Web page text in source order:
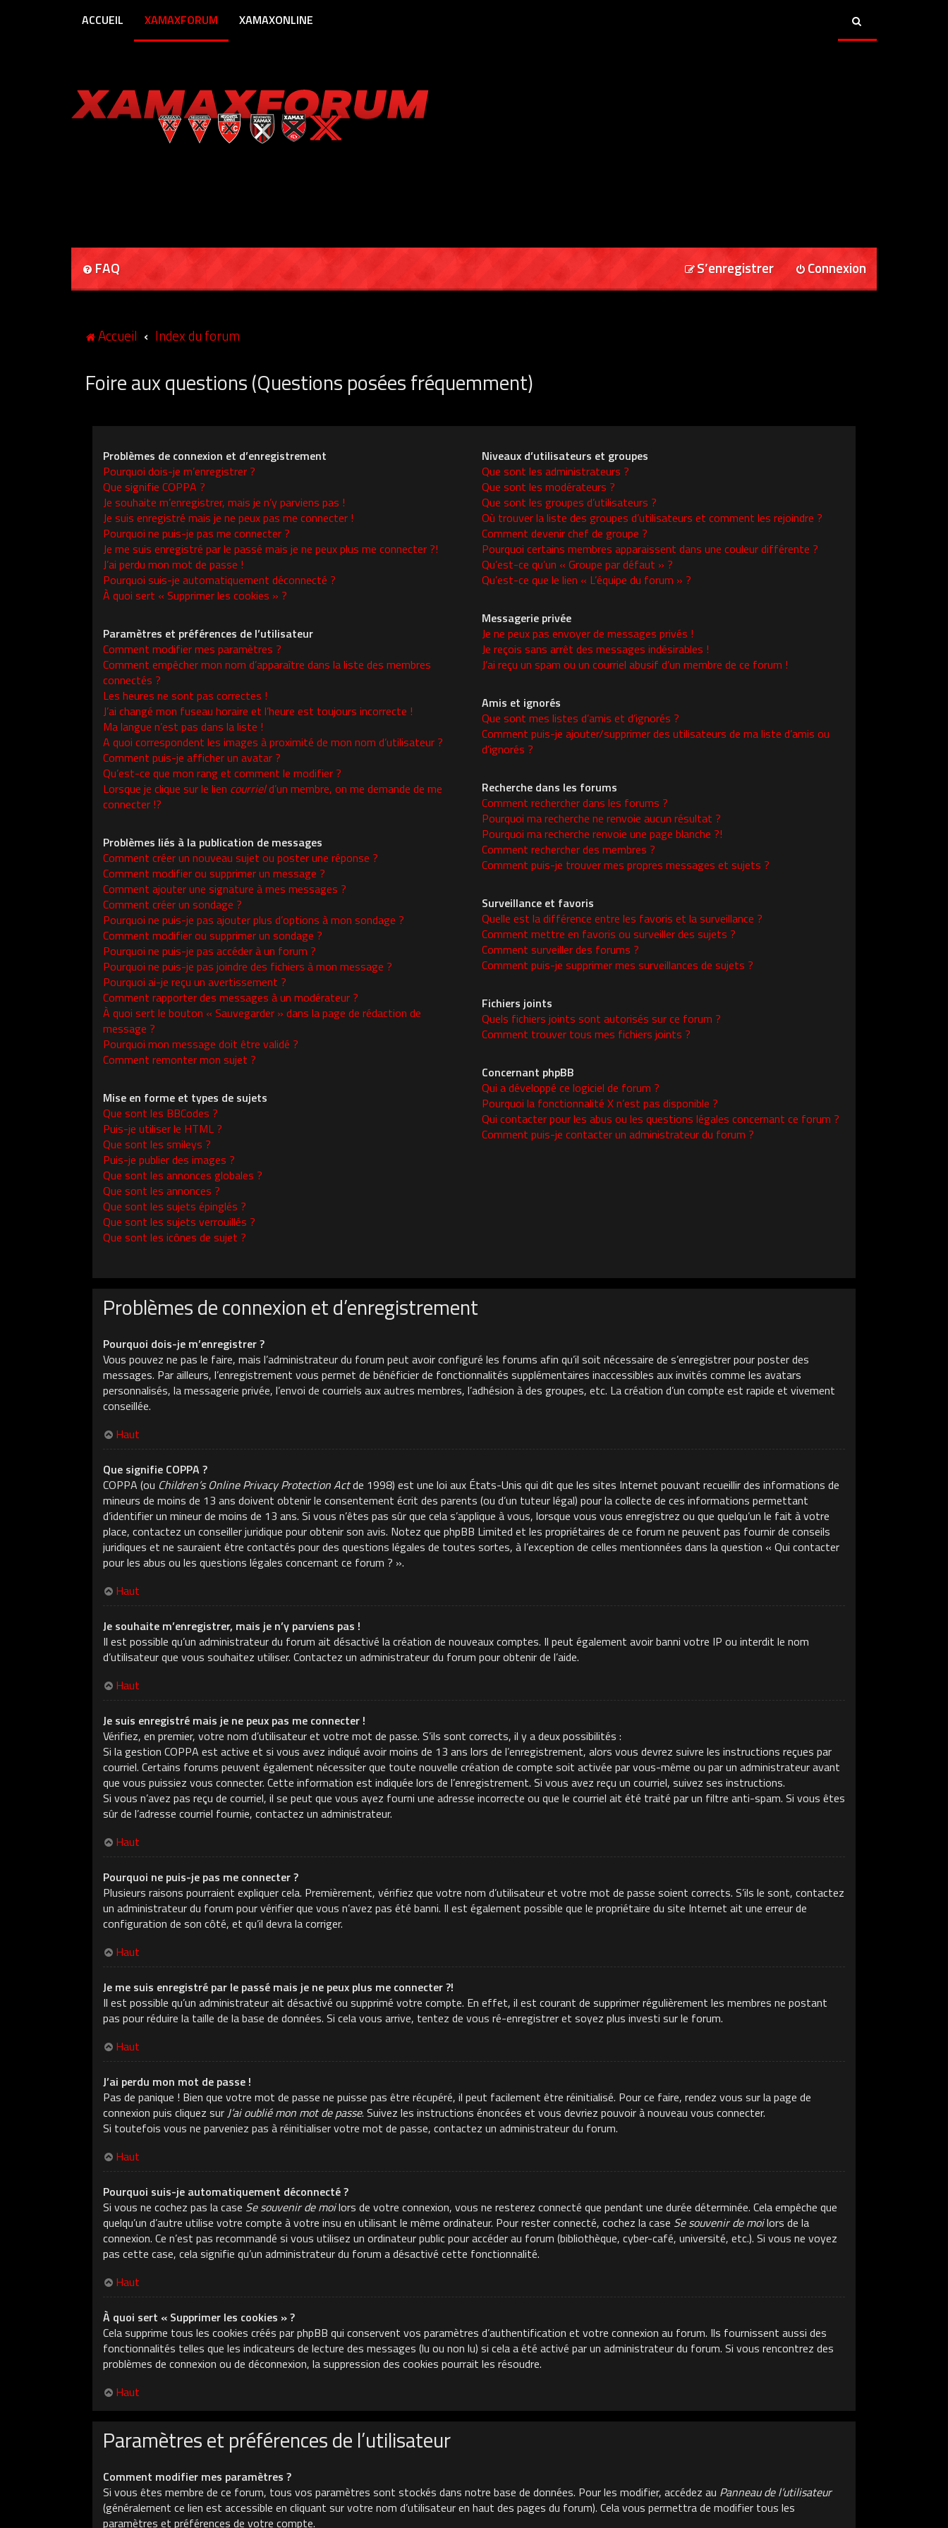
ACCUEIL XAMAXFORUM XAMAXONLINE
FAQ Connexion
S’enregistrer
Accueil Index du forum
Foire aux questions (Questions posées fréquemment)
Problèmes de connexion et d’enregistrement
Pourquoi dois-je m’enregistrer ?
Que signifie COPPA ?
Je souhaite m’enregistrer, mais je n’y parviens pas !
Je suis enregistré mais je ne peux pas me connecter !
Pourquoi ne puis-je pas me connecter ?
Je me suis enregistré par le passé mais je ne peux plus me connecter ?!
J’ai perdu mon mot de passe !
Pourquoi suis-je automatiquement déconnecté ?
À quoi sert « Supprimer les cookies » ?
Paramètres et préférences de l’utilisateur
Comment modifier mes paramètres ?
Comment empêcher mon nom d’apparaître dans la liste des membres
connectés ?
Les heures ne sont pas correctes !
J’ai changé mon fuseau horaire et l’heure est toujours incorrecte !
Ma langue n’est pas dans la liste !
A quoi correspondent les images à proximité de mon nom d’utilisateur ?
Comment puis-je afficher un avatar ?
Qu’est-ce que mon rang et comment le modifier ?
Lorsque je clique sur le lien courrield’un membre, on me demande de me
connecter !?
Problèmes liés à la publication de messages
Comment créer un nouveau sujet ou poster une réponse ?
Comment modifier ou supprimer un message ?
Comment ajouter une signature à mes messages ?
Comment créer un sondage ?
Pourquoi ne puis-je pas ajouter plus d’options à mon sondage ?
Comment modifier ou supprimer un sondage ?
Pourquoi ne puis-je pas accéder à un forum ?
Pourquoi ne puis-je pas joindre des fichiers à mon message ?
Pourquoi ai-je reçu un avertissement ?
Comment rapporter des messages à un modérateur ?
À quoi sert le bouton « Sauvegarder » dans la page de rédaction de
message ?
Pourquoi mon message doit être validé ?
Comment remonter mon sujet ?
Mise en forme et types de sujets
Que sont les BBCodes ?
Puis-je utiliser le HTML ?
Que sont les smileys ?
Puis-je publier des images ?
Que sont les annonces globales ?
Que sont les annonces ?
Que sont les sujets épinglés ?
Que sont les sujets verrouillés ?
Que sont les icônes de sujet ?
Niveaux d’utilisateurs et groupes
Que sont les administrateurs ?
Que sont les modérateurs ?
Que sont les groupes d’utilisateurs ?
Où trouver la liste des groupes d’utilisateurs et comment les rejoindre ?
Comment devenir chef de groupe ?
Pourquoi certains membres apparaissent dans une couleur différente ?
Qu’est-ce qu’un « Groupe par défaut » ?
Qu’est-ce que le lien « L’équipe du forum » ?
Messagerie privée
Je ne peux pas envoyer de messages privés !
Je reçois sans arrêt des messages indésirables !
J’ai reçu un spam ou un courriel abusif d’un membre de ce forum !
Amis et ignorés
Que sont mes listes d’amis et d’ignorés ?
Comment puis-je ajouter/supprimer des utilisateurs de ma liste d’amis ou
d’ignorés ?
Recherche dans les forums
Comment rechercher dans les forums ?
Pourquoi ma recherche ne renvoie aucun résultat ?
Pourquoi ma recherche renvoie une page blanche ?!
Comment rechercher des membres ?
Comment puis-je trouver mes propres messages et sujets ?
Surveillance et favoris
Quelle est la différence entre les favoris et la surveillance ?
Comment mettre en favoris ou surveiller des sujets ?
Comment surveiller des forums ?
Comment puis-je supprimer mes surveillances de sujets ?
Fichiers joints
Quels fichiers joints sont autorisés sur ce forum ?
Comment trouver tous mes fichiers joints ?
Concernant phpBB
Qui a développé ce logiciel de forum ?
Pourquoi la fonctionnalité X n’est pas disponible ?
Qui contacter pour les abus ou les questions légales concernant ce forum ?
Comment puis-je contacter un administrateur du forum ?
Problèmes de connexion et d’enregistrement
Pourquoi dois-je m’enregistrer ?
Vous pouvez ne pas le faire, mais l’administrateur du forum peut avoir configuré les forums afin qu’il soit nécessaire de s’enregistrer pour poster des
messages. Par ailleurs, l’enregistrement vous permet de bénéficier de fonctionnalités supplémentaires inaccessibles aux invités comme les avatars
personnalisés, la messagerie privée, l’envoi de courriels aux autres membres, l’adhésion à des groupes, etc. La création d’un compte est rapide et vivement
conseillée.
Haut
Que signifie COPPA ?
COPPA (ou Children’s Online Privacy Protection Actde 1998) est une loi aux États-Unis qui dit que les sites Internet pouvant recueillir des informations de
mineurs de moins de 13 ans doivent obtenir le consentement écrit des parents (ou d’un tuteur légal) pour la collecte de ces informations permettant
d’identifier un mineur de moins de 13 ans. Si vous n’êtes pas sûr que cela s’applique à vous, lorsque vous vous enregistrez ou que quelqu’un le fait à votre
place, contactez un conseiller juridique pour obtenir son avis. Notez que phpBB Limited et les propriétaires de ce forum ne peuvent pas fournir de conseils
juridiques et ne sauraient être contactés pour des questions légales de toutes sortes, à l’exception de celles mentionnées dans la question « Qui contacter
pour les abus ou les questions légales concernant ce forum ? ».
Haut
Je souhaite m’enregistrer, mais je n’y parviens pas !
Il est possible qu’un administrateur du forum ait désactivé la création de nouveaux comptes. Il peut également avoir banni votre IP ou interdit le nom
d’utilisateur que vous souhaitez utiliser. Contactez un administrateur du forum pour obtenir de l’aide.
Haut
Je suis enregistré mais je ne peux pas me connecter !
Vérifiez, en premier, votre nom d’utilisateur et votre mot de passe. S’ils sont corrects, il y a deux possibilités :
Si la gestion COPPA est active et si vous avez indiqué avoir moins de 13 ans lors de l’enregistrement, alors vous devrez suivre les instructions reçues par
courriel. Certains forums peuvent également nécessiter que toute nouvelle création de compte soit activée par vous-même ou par un administrateur avant
que vous puissiez vous connecter. Cette information est indiquée lors de l’enregistrement. Si vous avez reçu un courriel, suivez ses instructions.
Si vous n’avez pas reçu de courriel, il se peut que vous ayez fourni une adresse incorrecte ou que le courriel ait été traité par un filtre anti-spam. Si vous êtes
sûr de l’adresse courriel fournie, contactez un administrateur.
Haut
Pourquoi ne puis-je pas me connecter ?
Plusieurs raisons pourraient expliquer cela. Premièrement, vérifiez que votre nom d’utilisateur et votre mot de passe soient corrects. S’ils le sont, contactez
un administrateur du forum pour vérifier que vous n’avez pas été banni. Il est également possible que le propriétaire du site Internet ait une erreur de
configuration de son côté, et qu’il devra la corriger.
Haut
Je me suis enregistré par le passé mais je ne peux plus me connecter ?!
Il est possible qu’un administrateur ait désactivé ou supprimé votre compte. En effet, il est courant de supprimer régulièrement les membres ne postant
pas pour réduire la taille de la base de données. Si cela vous arrive, tentez de vous ré-enregistrer et soyez plus investi sur le forum.
Haut
J’ai perdu mon mot de passe !
Pas de panique ! Bien que votre mot de passe ne puisse pas être récupéré, il peut facilement être réinitialisé. Pour ce faire, rendez vous sur la page de
connexion puis cliquez surJ’ai oublié mon mot de passe. Suivez les instructions énoncées et vous devriez pouvoir à nouveau vous connecter.
Si toutefois vous ne parveniez pas à réinitialiser votre mot de passe, contactez un administrateur du forum.
Haut
Pourquoi suis-je automatiquement déconnecté ?
Si vous ne cochez pas la case Se souvenir de moilors de votre connexion, vous ne resterez connecté que pendant une durée déterminée. Cela empêche que
quelqu’un d’autre utilise votre compte à votre insu en utilisant le même ordinateur. Pour rester connecté, cochez la case Se souvenir de moilors de la
connexion. Ce n’est pas recommandé si vous utilisez un ordinateur public pour accéder au forum (bibliothèque, cyber-café, université, etc.). Si vous ne voyez
pas cette case, cela signifie qu’un administrateur du forum a désactivé cette fonctionnalité.
Haut
À quoi sert « Supprimer les cookies » ?
Cela supprime tous les cookies créés par phpBB qui conservent vos paramètres d’authentification et votre connexion au forum. Ils fournissent aussi des
fonctionnalités telles que les indicateurs de lecture des messages (lu ou non lu) si cela a été activé par un administrateur du forum. Si vous rencontrez des
problèmes de connexion ou de déconnexion, la suppression des cookies pourrait les résoudre.
Haut
Paramètres et préférences de l’utilisateur
Comment modifier mes paramètres ?
Si vous êtes membre de ce forum, tous vos paramètres sont stockés dans notre base de données. Pour les modifier, accédez au Panneau de l’utilisateur
(généralement ce lien est accessible en cliquant sur votre nom d’utilisateur en haut des pages du forum). Cela vous permettra de modifier tous les
paramètres et préférences de votre compte.